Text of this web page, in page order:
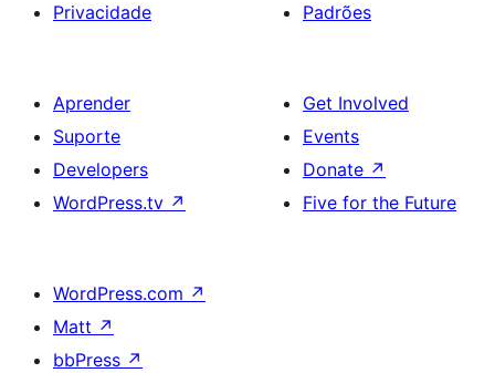
Privacidade
Padrões
Aprender
Suporte
Developers
WordPress.tv ↗
Get Involved
Events
Donate ↗
Five for the Future
WordPress.com ↗
Matt ↗
bbPress ↗